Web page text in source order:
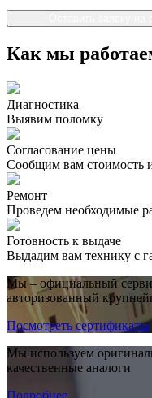
Как мы
Диагностика
Выявим поломку
Согласование цены
Сообщим вам стоимость
Ремонт
Проведем необходимые
Готовность к выдаче
Выдадим вам технику с
Мы – официальный
авторизованный
Посмотреть сертификаты
Мы используем
качественные аналоги
Подробнее